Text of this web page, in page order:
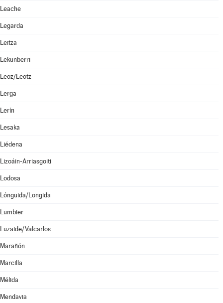
Leache
Legarda
Leitza
Lekunberri
Leoz/Leotz
Lerga
Lerín
Lesaka
Liédena
Lizoáin-Arriasgoiti
Lodosa
Lónguida/Longida
Lumbier
Luzaide/Valcarlos
Marañón
Marcilla
Mélida
Mendavia